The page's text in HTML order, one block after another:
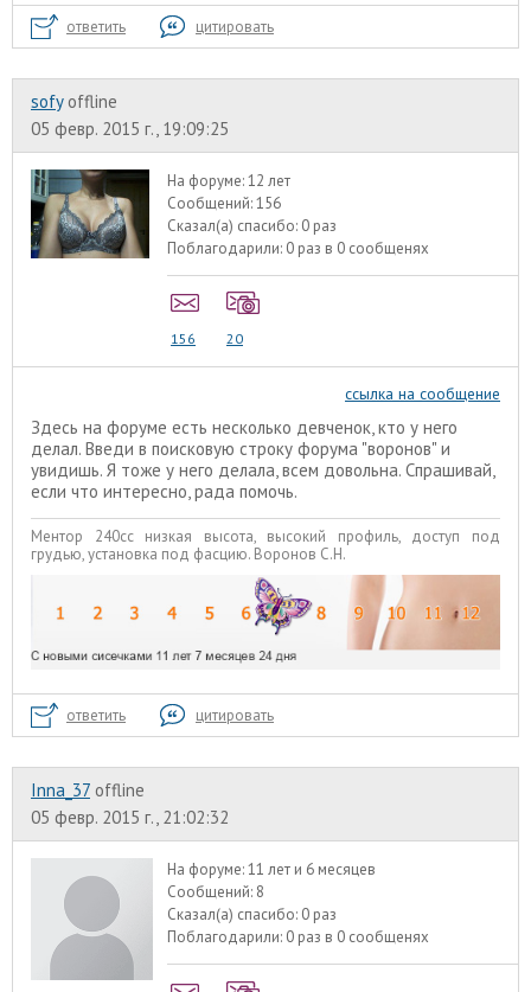
ответить цитировать
sofy offline
05 февр. 2015 г., 19:09:25
На форуме:12 лет
Сообщений:156
Сказал(а) спасибо: 0 раз
Поблагодарили: 0 раз в 0 сообщенях
156 20
ссылка на сообщение
Здесь на форуме есть несколько девченок, кто у него
делал. Введи в поисковую строку форума "воронов" и
увидишь. Я тоже у него делала, всем довольна. Спрашивай,
если что интересно, рада помочь.
Ментор 240сс низкая высота, высокий профиль, доступ под
грудью, установка под фасцию. Воронов С.Н.
ответить цитировать
Inna_37 offline
05 февр. 2015 г., 21:02:32
На форуме:11 лет и 6 месяцев
Сообщений: 8
Сказал(а) спасибо: 0 раз
Поблагодарили: 0 раз в 0 сообщенях